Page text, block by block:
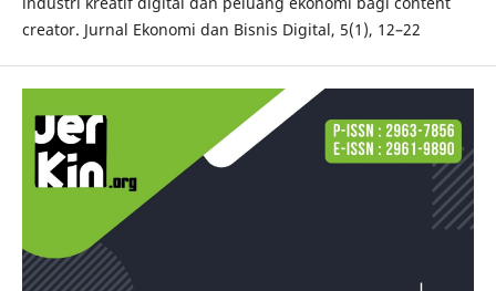
creator. Jurnal Ekonomi dan Bisnis Digital, 5(1), 12–22